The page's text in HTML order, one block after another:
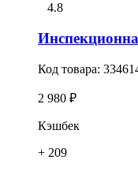
4.8
Код товара:
2 980 ₽
Кэшбек
+ 209